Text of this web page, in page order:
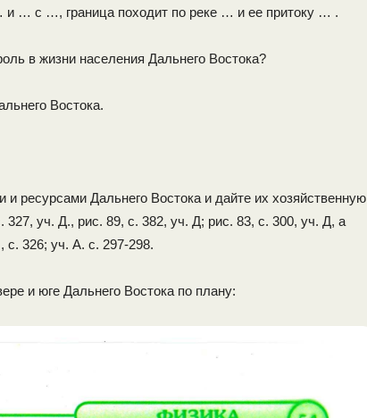
и … с …, граница походит по реке … и ее притоку … .
в жизни населения Дальнего Востока?
Востока.
ресурсами Дальнего Востока и дай­те их хозяйственную
327, уч. Д., рис. 89, с. 382, уч. Д; рис. 83, с. 300, уч. Д, а
с. 326; уч. А. с. 297-298.
и юге Дальнего Востока по плану: